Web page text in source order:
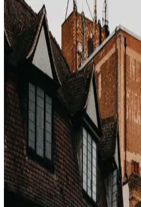
Standardranking platziert zu werden
bekommen ein prominentes Badge,
erhöht). Die „10 % Rabatt" werden
Tages-BAR berechnet – den das
oben anpassen kann.
Das Anheben-dann-
Muster
Revenue Manager wurden dabei
Den BAR in stark Genius-
6–10 % anheben
Den 10 % Genius-Rabatt
Netto-Rate an den Gast: 0–4
der Anmeldung
Keine Verschwörung – Standard-
Der Rabatt ist echt gegenüber dem
Listenpreis ist ohne das Programm